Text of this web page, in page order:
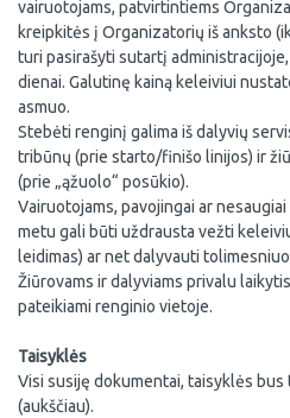
vairuotojams, patvirtintiems
kreipkitės į Organizatorių iš anksto
turi pasirašyti sutartį
dienai. Galutinę kainą keleiviui
asmuo.
Stebėti renginį galima iš dalyvių
tribūnų (prie starto/finišo linijos) ir
(prie „ąžuolo“ posūkio).
Vairuotojams, pavojingai ar
metu gali būti uždrausta vežti
leidimas) ar net dalyvauti
Žiūrovams ir dalyviams privalu
pateikiami renginio vietoje.
Taisyklės
Visi susiję dokumentai, taisyklės
(aukščiau).